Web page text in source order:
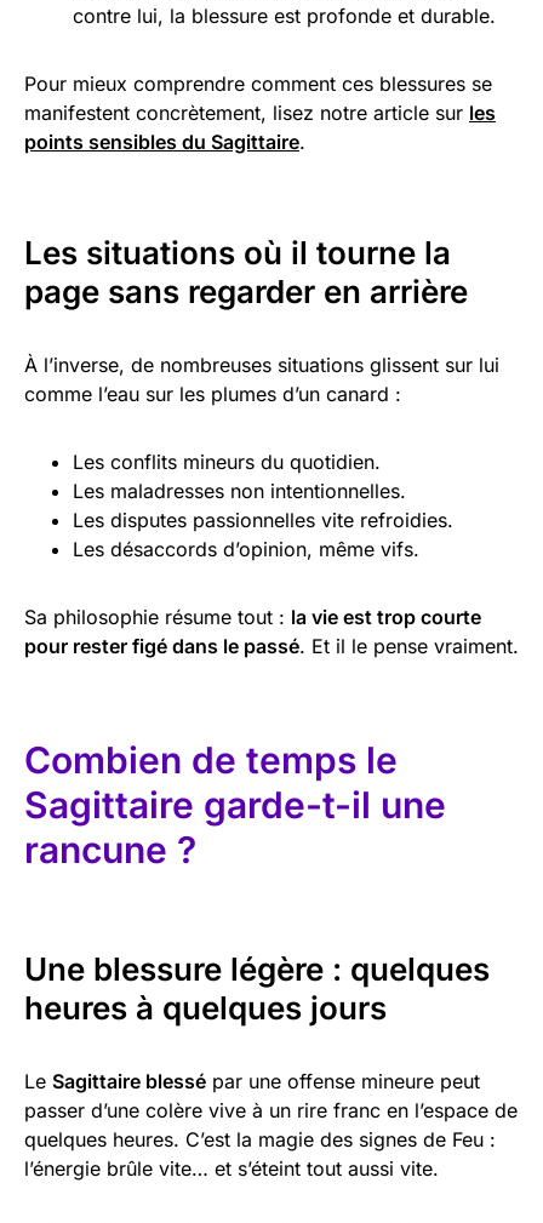
contre lui, la blessure est profonde et durable.
Pour mieux comprendre comment ces blessures se
manifestent concrètement, lisez notre article sur les
points sensibles du Sagittaire.
Les situations où il tourne la
page sans regarder en arrière
À l’inverse, de nombreuses situations glissent sur lui
comme l’eau sur les plumes d’un canard :
Les conflits mineurs du quotidien.
Les maladresses non intentionnelles.
Les disputes passionnelles vite refroidies.
Les désaccords d’opinion, même vifs.
Sa philosophie résume tout : la vie est trop courte
pour rester figé dans le passé. Et il le pense vraiment.
Combien de temps le
Sagittaire garde-t-il une
rancune ?
Une blessure légère : quelques
heures à quelques jours
Le Sagittaire blessé par une offense mineure peut
passer d’une colère vive à un rire franc en l’espace de
quelques heures. C’est la magie des signes de Feu :
l’énergie brûle vite… et s’éteint tout aussi vite.